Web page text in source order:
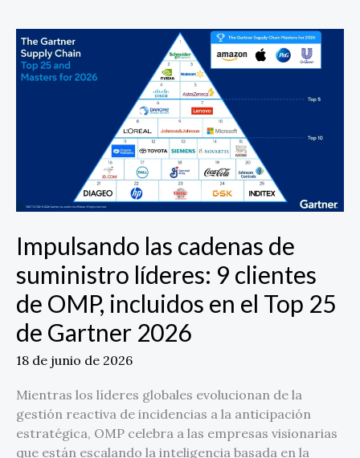
Impulsando las cadenas de
suministro líderes: 9 clientes
de OMP, incluidos en el Top 25
de Gartner 2026
18 de junio de 2026
Mientras los líderes globales evolucionan de la
gestión reactiva de incidencias a la anticipación
estratégica, OMP celebra a las empresas visionarias
que están escalando la inteligencia basada en la
Impulsando
las
cadenas
OMP,
en
el
Top
25
de
Gartner
2026